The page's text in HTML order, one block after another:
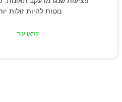
נוטות להיות זולות
קראו עוד